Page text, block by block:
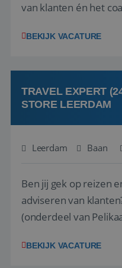
van klanten én het
(onderdeel van
team het reisbureau
BEKIJK VACATURE
TRAVEL EXPERT
STORE LEERDAM
Leerdam Baan
Ben jij gek op reizen
adviseren van klanten? Bij Travel Store
(onderdeel van
vinden. Samen
BEKIJK VACATURE